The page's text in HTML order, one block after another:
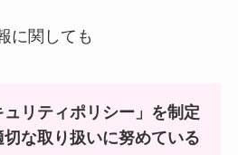
に関しても
ュリティポリシー」を制定
切な取り扱いに努めている